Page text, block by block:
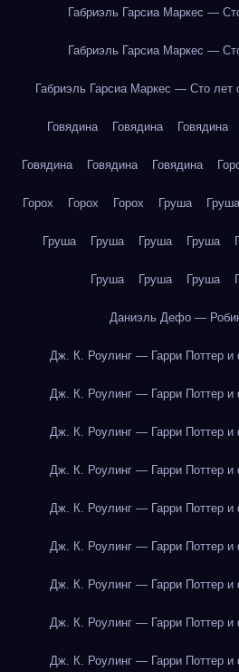
Габриэль Гарсиа Маркес —
Габриэль Гарсиа Маркес —
Габриэль Гарсиа Маркес — Сто лет
Говядина Говядина Говядина
Говядина Говядина Говядина
Горох Горох Горох Груша Груша
Груша Груша Груша Груша
Груша Груша Груша
Даниэль Дефо —
Дж. К. Роулинг — Гарри Поттер и
Дж. К. Роулинг — Гарри Поттер и
Дж. К. Роулинг — Гарри Поттер и
Дж. К. Роулинг — Гарри Поттер и
Дж. К. Роулинг — Гарри Поттер и
Дж. К. Роулинг — Гарри Поттер и
Дж. К. Роулинг — Гарри Поттер и
Дж. К. Роулинг — Гарри Поттер и
Дж. К. Роулинг — Гарри Поттер и